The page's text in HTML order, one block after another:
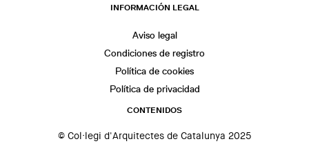
INFORMACIÓN LEGAL
Aviso legal
Condiciones de registro
Política de cookies
Política de privacidad
CONTENIDOS
© Col·legi d'Arquitectes de Catalunya 2025